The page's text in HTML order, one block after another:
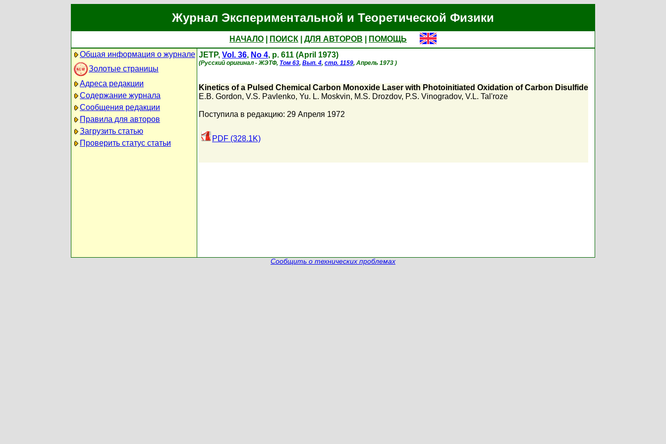
Журнал Экспериментальной и Теоретической Физики
НАЧАЛО ПОИСК ДЛЯ АВТОРОВ
ПОМОЩЬ
Общая информация о журнале
Золотые страницы
Адреса редакции
Содержание журнала
Сообщения редакции
Правила для авторов
Загрузить статью
Проверить статус статьи
JETP, Vol. 36, No 4, p. 611 (April 1973)
(Русский оригинал - ЖЭТФ, Том 63, Вып. 4, стр. 1159, Апрель 1973 )
Kinetics of a Pulsed Chemical Carbon Monoxide Laser with Photoinitiated Oxidation of Carbon Disulfide
E.B. Gordon, V.S. Pavlenko, Yu. L. Moskvin, M.S. Drozdov, P.S. Vinogradov, V.L. Tal'roze
Поступила в редакцию: 29 Апреля 1972
PDF (328.1K)
Сообщить о технических проблемах